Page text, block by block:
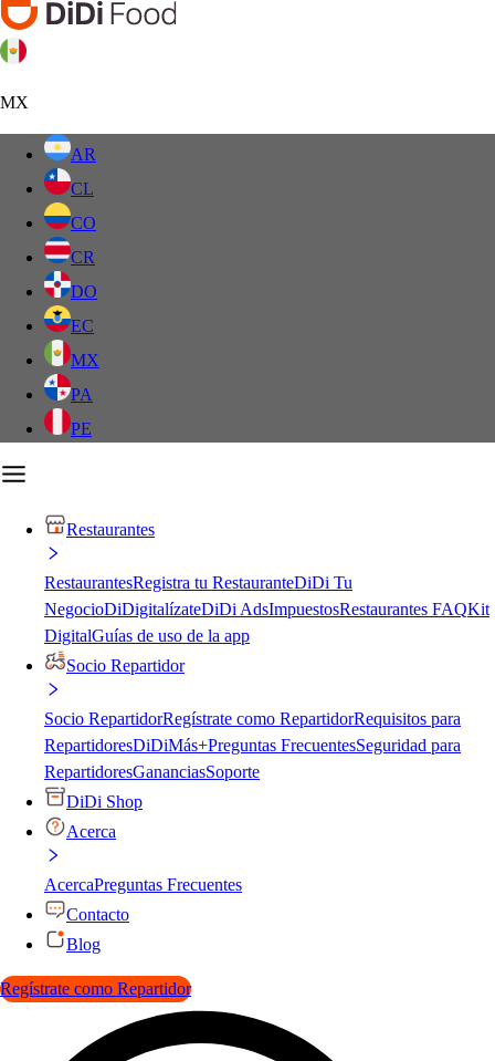
MX
AR
CL
CO
CR
DO
EC
MX
PA
PE
Restaurantes
RestaurantesRegistra tu RestauranteDiDi Tu
NegocioDiDigitalízateDiDi AdsImpuestosRestaurantes FAQKit
DigitalGuías de uso de la app
Socio Repartidor
Socio RepartidorRegístrate como RepartidorRequisitos para
RepartidoresDiDiMás+Preguntas FrecuentesSeguridad para
RepartidoresGananciasSoporte
DiDi Shop
Acerca
AcercaPreguntas Frecuentes
Contacto
Blog
Regístrate como Repartidor